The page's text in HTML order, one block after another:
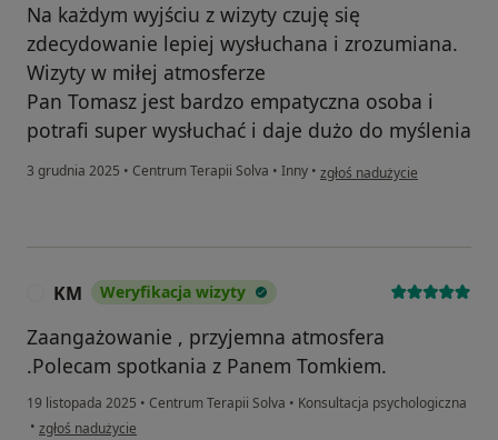
Na każdym wyjściu z wizyty czuję się
zdecydowanie lepiej wysłuchana i zrozumiana.
Wizyty w miłej atmosferze
Pan Tomasz jest bardzo empatyczna osoba i
potrafi super wysłuchać i daje dużo do myślenia
3 grudnia 2025 • Centrum Terapii Solva • Inny • w opinii użytkownika Ola
zgłoś nadużycie
KM Weryfikacja wizyty
Zaangażowanie , przyjemna atmosfera
.Polecam spotkania z Panem Tomkiem.
19 listopada 2025 • Centrum Terapii Solva • Konsultacja psychologiczna
• w opinii użytkownika KM
zgłoś nadużycie